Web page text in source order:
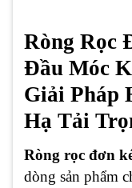
Ròng Rọc
Đầu Móc
Giải Pháp
Hạ Tải
Ròng rọc đơn
dòng sản phẩm